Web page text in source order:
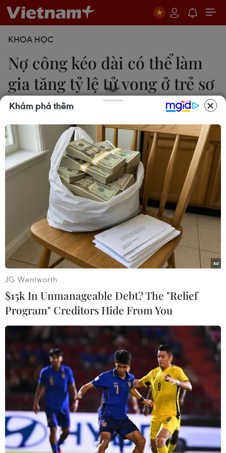
KHOA HỌC
Nợ công kéo dài có thể làm
gia tăng tỷ lệ tử vong ở trẻ sơ
sinh
Thanh Hương
21/06/2023 08:00
Đại dịch COVID-19 khiến một số quốc gia rơi vào
tình trạng vỡ nợ, nếu không được tái cơ cấu nợ,
các nước này sẽ đối mặt nhiều hậu quả, như gia
tăng tỷ lệ tử vong ở trẻ sơ sinh và tuổi thọ giảm.
Người dân mua thực phẩm tại một khu chợ ở Colombo, Sri
Lanka. (Ảnh: AFP/TTXVN)
Tỷ lệ tử vong ở trẻ sơ sinh gia tăng và tuổi thọ
giảm khi vấn đề nợ công không được giải quyết
nhanh chóng.
Khám phá thêm
JG Wentworth
$15k In Unmanageable Debt? The "Relief
Program" Creditors Hide From You